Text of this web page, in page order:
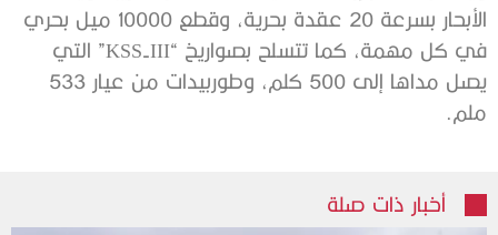
الأبحار بسرعة 20 عقدة بحرية، وقطع 10000 ميل بحري
في كل مهمة، كما تتسلح بصواريخ “KSS-III” التي
يصل مداها إلى 500 كلم، وطوربيدات من عيار 533
ملم.
أخبار ذات صلة